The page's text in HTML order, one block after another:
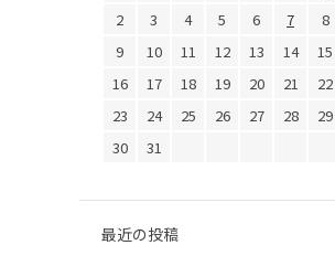
2
3 4 5 6 7
8
9
10 11 12 13 14
15
16
17 18 19 20 21
22
23
24 25 26 27 28
29
30
31
最近の投稿